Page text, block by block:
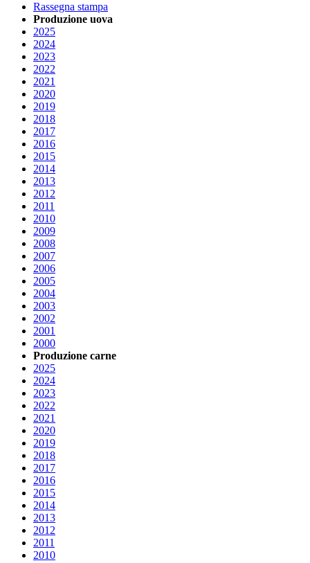
Rassegna stampa
Produzione uova
2025
2024
2023
2022
2021
2020
2019
2018
2017
2016
2015
2014
2013
2012
2011
2010
2009
2008
2007
2006
2005
2004
2003
2002
2001
2000
Produzione carne
2025
2024
2023
2022
2021
2020
2019
2018
2017
2016
2015
2014
2013
2012
2011
2010